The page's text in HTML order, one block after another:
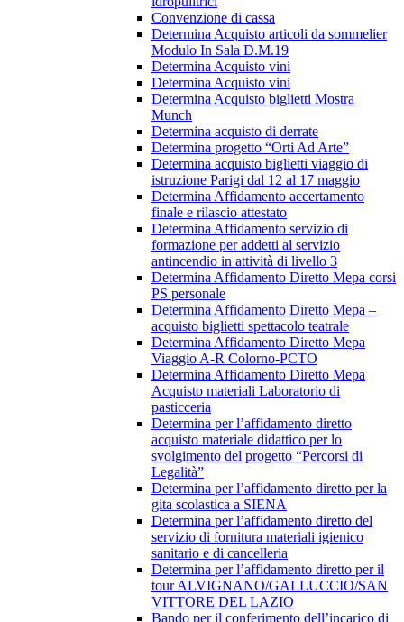
Convenzione di cassa
Determina Acquisto articoli da sommelier
Modulo In Sala D.M.19
Determina Acquisto vini
Determina Acquisto vini
Determina Acquisto biglietti Mostra
Munch
Determina acquisto di derrate
Determina progetto “Orti Ad Arte”
Determina acquisto biglietti viaggio di
istruzione Parigi dal 12 al 17 maggio
Determina Affidamento accertamento
finale e rilascio attestato
Determina Affidamento servizio di
formazione per addetti al servizio
antincendio in attività di livello 3
Determina Affidamento Diretto Mepa corsi
PS personale
Determina Affidamento Diretto Mepa –
acquisto biglietti spettacolo teatrale
Determina Affidamento Diretto Mepa
Viaggio A-R Colorno-PCTO
Determina Affidamento Diretto Mepa
Acquisto materiali Laboratorio di
pasticceria
Determina per l’affidamento diretto
acquisto materiale didattico per lo
svolgimento del progetto “Percorsi di
Legalità”
Determina per l’affidamento diretto per la
gita scolastica a SIENA
Determina per l’affidamento diretto del
servizio di fornitura materiali igienico
sanitario e di cancelleria
Determina per l’affidamento diretto per il
tour ALVIGNANO/GALLUCCIO/SAN
VITTORE DEL LAZIO
Bando per il conferimento dell’incarico di